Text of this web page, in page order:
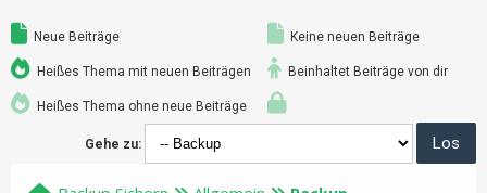
Neue Beiträge
Heißes Thema mit neuen Beiträgen
Heißes Thema ohne neue Beiträge
Keine neuen Beiträge
Beinhaltet Beiträge von dir
Gehe zu: